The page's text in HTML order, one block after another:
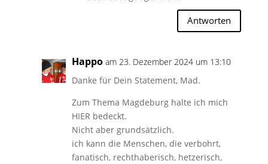
Antworten
Happo am 23. Dezember 2024 um 13:10
Danke für Dein Statement, Mad.
Zum Thema Magdeburg halte ich mich
HIER bedeckt.
Nicht aber grundsätzlich.
ich kann die Menschen, die verbohrt,
fanatisch, rechthaberisch, hetzerisch,